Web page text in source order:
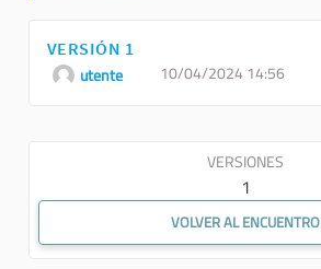
VERSIÓN 1
utente 10/04/2024 14:56
VERSIONES
1
VOLVER AL ENCUENTRO